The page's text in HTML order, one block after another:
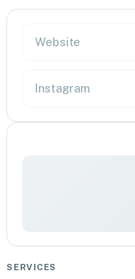
Website
Instagram
SERVICES